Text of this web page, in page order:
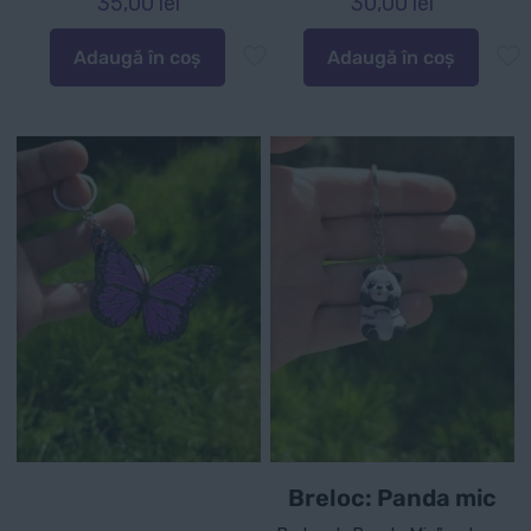
Adaugă în coș Adaugă în coș
Breloc: Panda mic